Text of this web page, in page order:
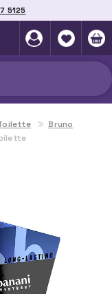
5125
Bruno